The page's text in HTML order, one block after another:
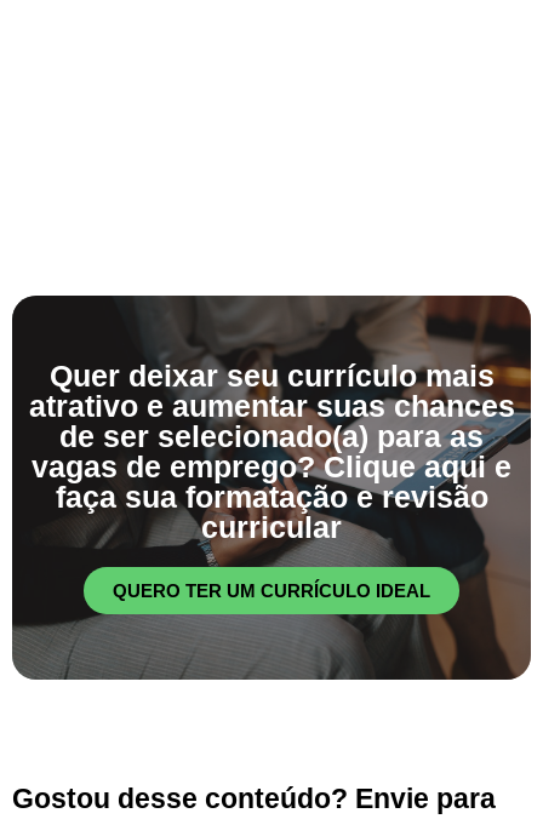
Quer deixar seu currículo mais
atrativo e aumentar suas chances
de ser selecionado(a) para as
vagas de emprego? Clique aqui e
faça sua formatação e revisão
curricular
QUERO TER UM CURRÍCULO IDEAL
Gostou desse conteúdo? Envie para